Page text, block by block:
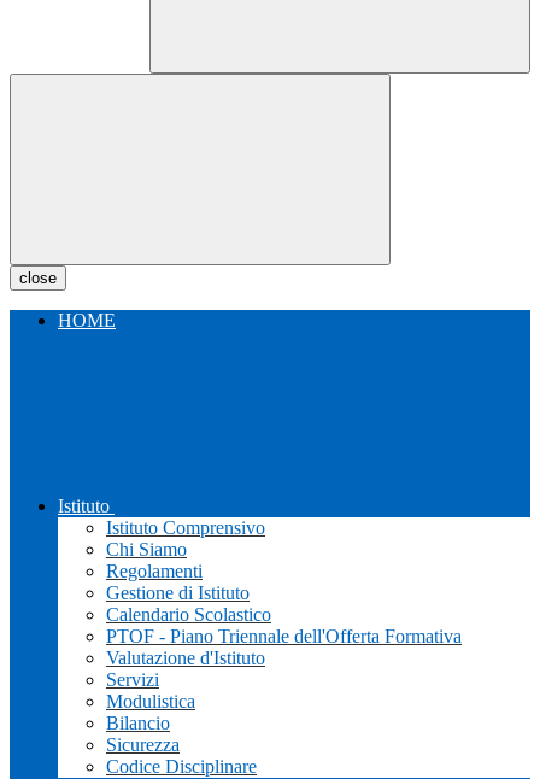
close
HOME
Istituto
Istituto Comprensivo
Chi Siamo
Regolamenti
Gestione di Istituto
Calendario Scolastico
PTOF - Piano Triennale dell'Offerta Formativa
Valutazione d'Istituto
Servizi
Modulistica
Bilancio
Sicurezza
Codice Disciplinare